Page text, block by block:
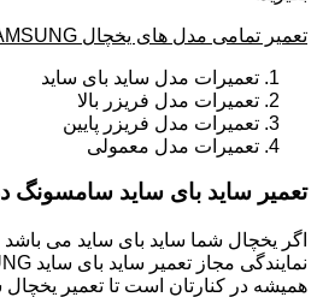
تعمیر تمامی مدل های یخچال SAMSUNG
تعمیرات مدل ساید بای ساید
تعمیرات مدل فریزر بالا
تعمیرات مدل فریزر پایین
تعمیرات مدل معمولی
تعمیر ساید بای ساید سامسونگ
اگر یخچال شما ساید بای ساید می